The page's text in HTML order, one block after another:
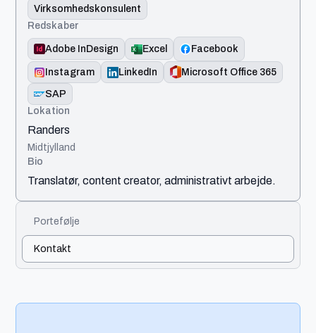
Virksomhedskonsulent
Redskaber
Adobe InDesign
Excel
Facebook
Instagram
LinkedIn
Microsoft Office 365
SAP
Lokation
Randers
Midtjylland
Bio
Translatør, content creator, administrativt arbejde.
Portefølje
Kontakt